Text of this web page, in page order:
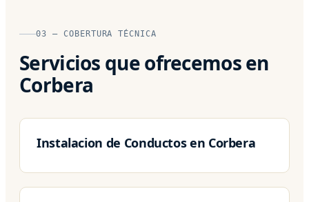
03 — COBERTURA TÉCNICA
Servicios que ofrecemos en
Corbera
Instalacion de Conductos en Corbera